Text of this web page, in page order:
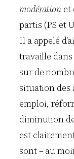
modération et
partis (PS et
Il a appelé
travaille
sur de
situation des
emploi,
diminution
est
sont – au